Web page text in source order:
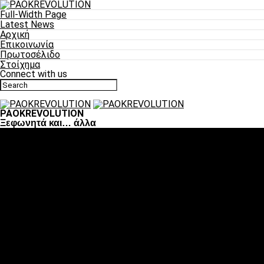
Full-Width Page
Latest News
Αρχική
Επικοινωνία
Πρωτοσέλιδο
Στοίχημα
Connect with us
PAOKREVOLUTION
Ξεφωνητά και… άλλα